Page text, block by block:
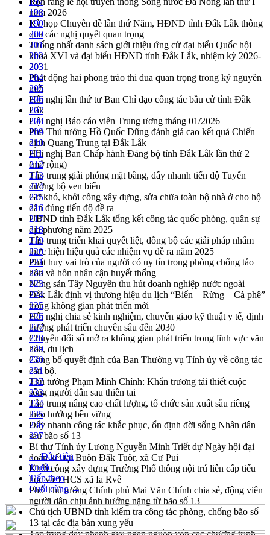
năm 2026
Kỳ họp Chuyên đề lần thứ Năm, HĐND tỉnh Đắk Lắk thông
qua các nghị quyết quan trọng
Thống nhất danh sách giới thiệu ứng cử đại biểu Quốc hội
khoá XVI và đại biểu HĐND tỉnh Đắk Lắk, nhiệm kỳ 2026-
2031
Phát động hai phong trào thi đua quan trọng trong kỷ nguyên
mới
Hội nghị lần thứ tư Ban Chỉ đạo công tác bầu cử tỉnh Đắk
Lắk
Hội nghị Báo cáo viên Trung ương tháng 01/2026
Phó Thủ tướng Hồ Quốc Dũng đánh giá cao kết quả Chiến
dịch Quang Trung tại Đắk Lắk
Hội nghị Ban Chấp hành Đảng bộ tỉnh Đắk Lắk lần thứ 2
(mở rộng)
Tập trung giải phóng mặt bằng, đẩy nhanh tiến độ Tuyến
đường bộ ven biển
Gỡ khó, khởi công xây dựng, sửa chữa toàn bộ nhà ở cho hộ
dân đúng tiến độ đề ra
UBND tỉnh Đắk Lắk tổng kết công tác quốc phòng, quân sự
địa phương năm 2025
Tập trung triển khai quyết liệt, đồng bộ các giải pháp nhằm
thực hiện hiệu quả các nhiệm vụ đề ra năm 2025
Phát huy vai trò của người có uy tín trong phòng chống tảo
hôn và hôn nhân cận huyết thống
Nông sản Tây Nguyên thu hút doanh nghiệp nước ngoài
Đắk Lắk định vị thương hiệu du lịch “Biển – Rừng – Cà phê”
trong không gian phát triển mới
Hội nghị chia sẻ kinh nghiệm, chuyển giao kỹ thuật y tế, định
hướng phát triển chuyên sâu đến 2030
Chuyển đổi số mở ra không gian phát triển trong lĩnh vực văn
hóa, du lịch
Công bố quyết định của Ban Thường vụ Tỉnh ủy về công tác
cán bộ.
Thủ tướng Phạm Minh Chính: Khẩn trương tái thiết cuộc
sống người dân sau thiên tai
Tập trung nâng cao chất lượng, tổ chức sản xuất sầu riêng
theo hướng bền vững
Đẩy nhanh công tác khắc phục, ổn định đời sống Nhân dân
sau bão số 13
Bí thư Tỉnh ủy Lương Nguyễn Minh Triết dự Ngày hội đại
đoàn kết tại Buôn Đăk Tuôr, xã Cư Pui
Khởi công xây dựng Trường Phổ thông nội trú liên cấp tiểu
học và THCS xã Ia Rvê
Phó Thủ tướng Chính phủ Mai Văn Chính chia sẻ, động viên
người dân chịu ảnh hưởng nặng từ bão số 13
Chủ tịch UBND tỉnh kiểm tra công tác phòng, chống bão số
13 tại các địa bàn xung yếu
198
199
200
201
202
203
204
205
206
207
208
209
210
211
212
213
214
215
216
217
218
219
220
221
222
223
224
225
226
227
228
229
230
231
232
233
234
235
236
237
← Đầu tiên
Trước
Tiếp theo
Cuối cùng →